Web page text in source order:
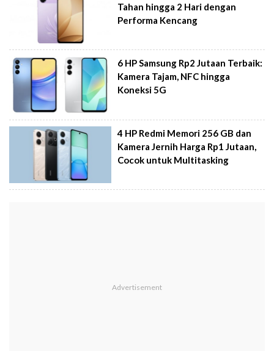
Tahan hingga 2 Hari dengan
Performa Kencang
6 HP Samsung Rp2 Jutaan Terbaik:
Kamera Tajam, NFC hingga
Koneksi 5G
4 HP Redmi Memori 256 GB dan
Kamera Jernih Harga Rp1 Jutaan,
Cocok untuk Multitasking